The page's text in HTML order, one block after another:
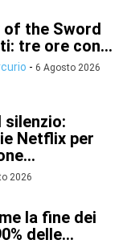
of the Sword
tre ore con...
- 6 Agosto 2026
silenzio:
Netflix per
2026
la fine dei
delle...